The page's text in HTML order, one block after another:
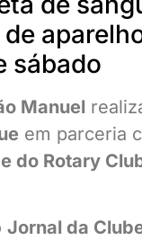
sábado
Manuel
em parceria
do Rotary
Jornal da